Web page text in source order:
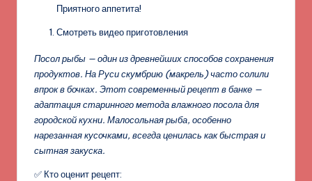
Приятного аппетита!
Смотреть видео приготовления
Посол рыбы — один из древнейших способов сохранения
продуктов. На Руси скумбрию (макрель) часто солили
впрок в бочках. Этот современный рецепт в банке —
адаптация старинного метода влажного посола для
городской кухни. Малосольная рыба, особенно
нарезанная кусочками, всегда ценилась как быстрая и
сытная закуска.
✅ Кто оценит рецепт: